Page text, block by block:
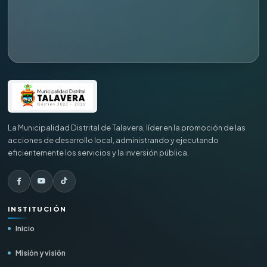
La Municipalidad Distrital de Talavera, líder en la promoción de las
acciones de desarrollo local, administrando y ejecutando
eficientemente los servicios y la inversión pública.
INSTITUCIÓN
Inicio
Misión y visión